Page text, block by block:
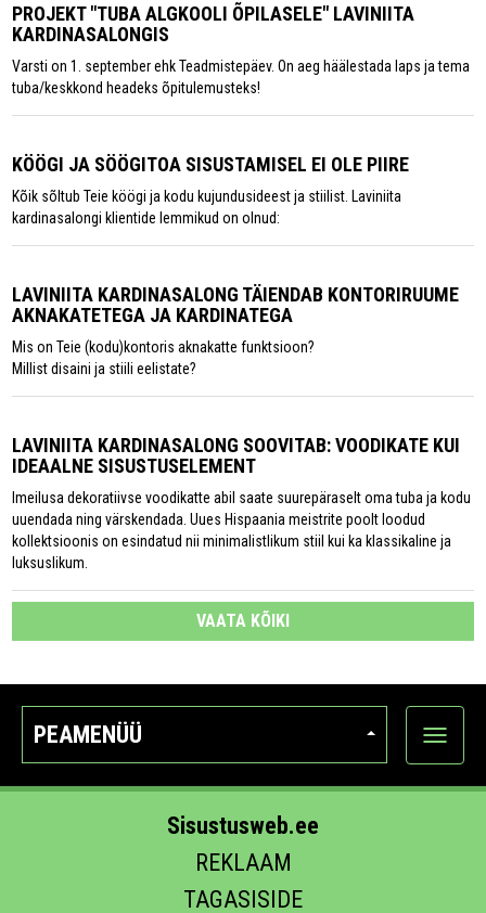
PROJEKT "TUBA ALGKOOLI ÕPILASELE" LAVINIITA
KARDINASALONGIS
Varsti on 1. september ehk Teadmistepäev. On aeg häälestada laps ja tema
tuba/keskkond headeks õpitulemusteks!
KÖÖGI JA SÖÖGITOA SISUSTAMISEL EI OLE PIIRE
Kõik sõltub Teie köögi ja kodu kujundusideest ja stiilist. Laviniita
kardinasalongi klientide lemmikud on olnud:
LAVINIITA KARDINASALONG TÄIENDAB KONTORIRUUME
AKNAKATETEGA JA KARDINATEGA
Mis on Teie (kodu)kontoris aknakatte funktsioon?
Millist disaini ja stiili eelistate?
LAVINIITA KARDINASALONG SOOVITAB: VOODIKATE KUI
IDEAALNE SISUSTUSELEMENT
Imeilusa dekoratiivse voodikatte abil saate suurepäraselt oma tuba ja kodu
uuendada ning värskendada. Uues Hispaania meistrite poolt loodud
kollektsioonis on esindatud nii minimalistlikum stiil kui ka klassikaline ja
luksuslikum.
VAATA KÕIKI
PEAMENÜÜ
Ava
Sisustusweb.ee
REKLAAM
TAGASISIDE